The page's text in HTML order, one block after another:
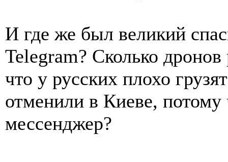
И где же был великий
Telegram? Сколько дронов
что у русских плохо
отменили в Киеве,
мессенджер?